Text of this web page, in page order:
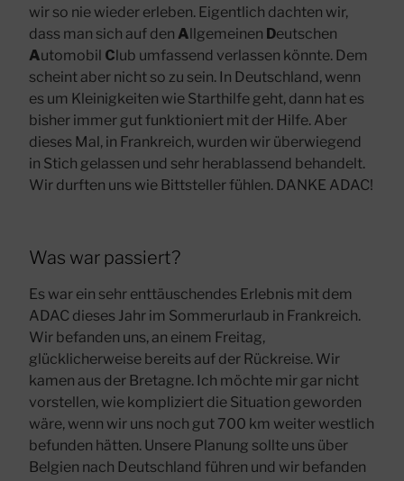
wir so nie wieder erleben. Eigentlich dachten wir,
dass man sich auf den Allgemeinen Deutschen
Automobil Club umfassend verlassen könnte. Dem
scheint aber nicht so zu sein. In Deutschland, wenn
es um Kleinigkeiten wie Starthilfe geht, dann hat es
bisher immer gut funktioniert mit der Hilfe. Aber
dieses Mal, in Frankreich, wurden wir überwiegend
in Stich gelassen und sehr herablassend behandelt.
Wir durften uns wie Bittsteller fühlen. DANKE ADAC!
Was war passiert?
Es war ein sehr enttäuschendes Erlebnis mit dem
ADAC dieses Jahr im Sommerurlaub in Frankreich.
Wir befanden uns, an einem Freitag,
glücklicherweise bereits auf der Rückreise. Wir
kamen aus der Bretagne. Ich möchte mir gar nicht
vorstellen, wie kompliziert die Situation geworden
wäre, wenn wir uns noch gut 700 km weiter westlich
befunden hätten. Unsere Planung sollte uns über
Belgien nach Deutschland führen und wir befanden